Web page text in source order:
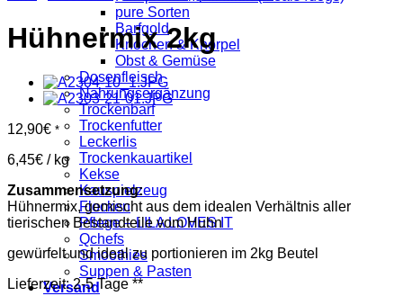
pure Sorten
Barfgold
Knochen & Knorpel
Obst & Gemüse
Dosenfleisch
Nahrungsergänzung
Trockenbarf
Trockenfutter
Leckerlis
Trockenkauartikel
Kekse
Kauspielzeug
Flocken
Pflege – LILA LOVES IT
Qchefs
Smoothies
Suppen & Pasten
Versand
Hühnermix 2kg
12,90€ *
6,45€ / kg
Zusammensetzung:
Hühnermix, gemischt aus dem idealen Verhältnis aller
tierischen Bestandteile vom Huhn
gewürfelt und ideal zu portionieren im 2kg Beutel
Lieferzeit:2-5 Tage **